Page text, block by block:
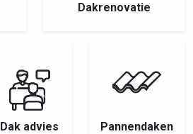
Dakrenovatie
Dak advies Pannendaken